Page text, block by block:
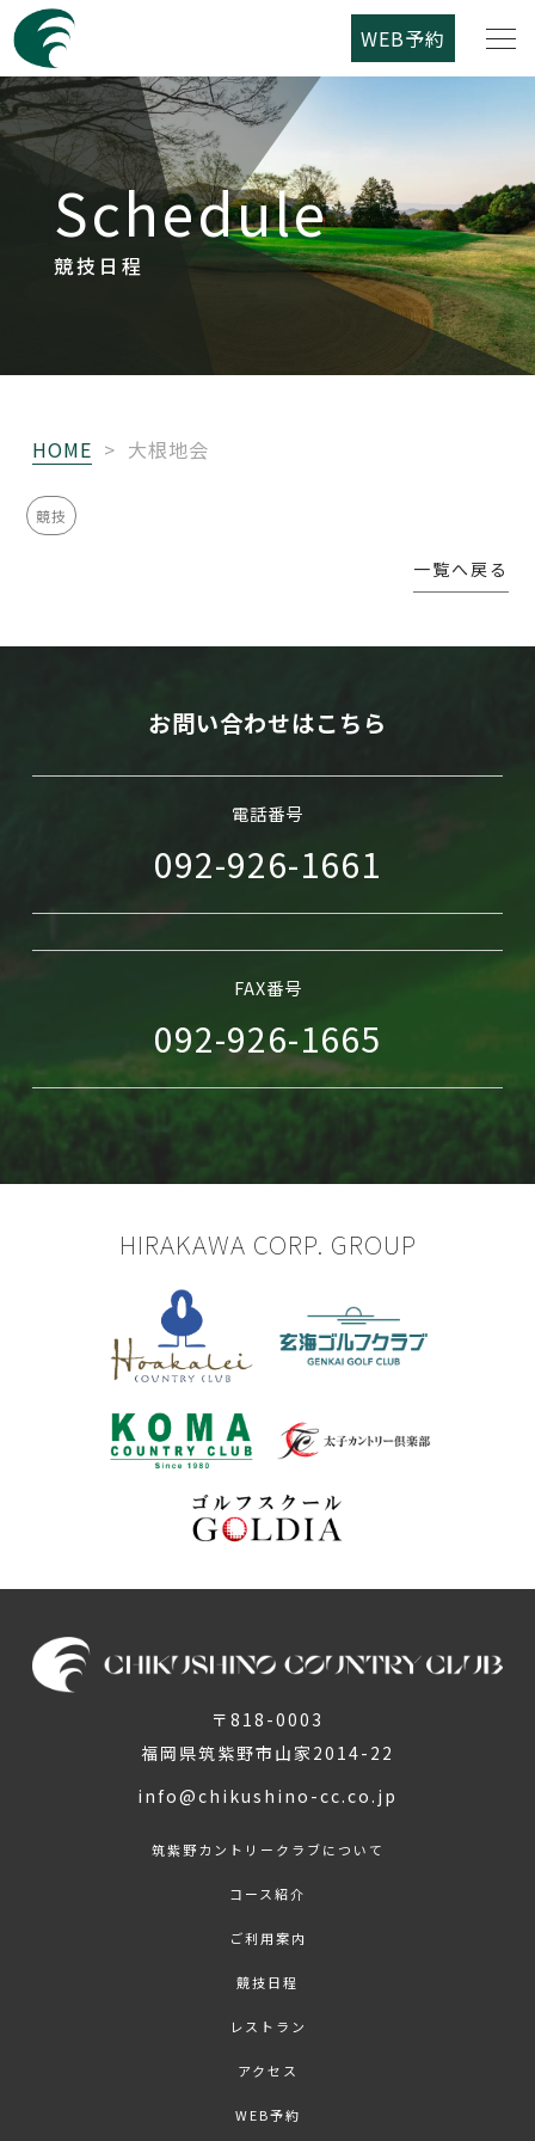
WEB予約
Schedule
競技日程
HOME > 大根地会
競技
一覧へ戻る
お問い合わせはこちら
電話番号
092-926-1661
FAX番号
092-926-1665
HIRAKAWA CORP. GROUP
〒818-0003
福岡県筑紫野市山家2014-22
info@chikushino-cc.co.jp
筑紫野カントリークラブについて
コース紹介
ご利用案内
競技日程
レストラン
アクセス
WEB予約
筑紫野カントリークラブについて
コース紹介
ご利用案内
レストラン